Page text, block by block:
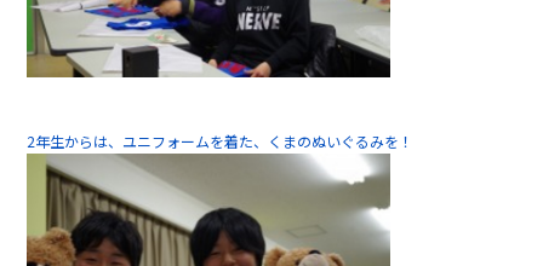
2年生からは、ユニフォームを着た、くまのぬいぐるみを！